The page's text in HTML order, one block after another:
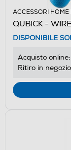
ACCESSORI HOME
QUBICK -
DISPONIBILE
Acquisto online:
Ritiro in